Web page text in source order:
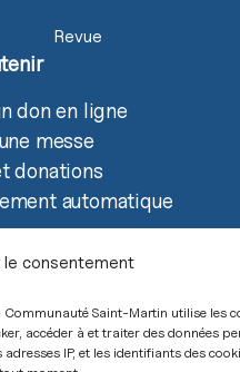
le consentement
Saint-Martin utilise les
accéder à et traiter des données
IP, et les identifiants des
Revue
don en ligne
messe
donations
automatique